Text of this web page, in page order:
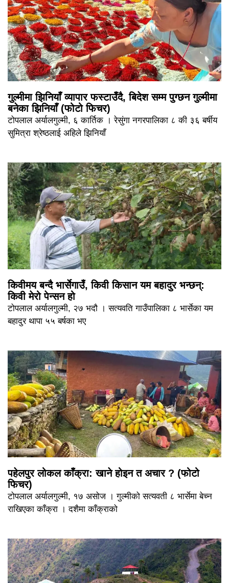
गुल्मीमा झिनियाँ व्यापार फस्टाउँदै, बिदेश सम्म पुग्छन गुल्मीमा
बनेका झिनियाँ (फोटो फिचर)
टोपलाल अर्यालगुल्मी, ६ कार्तिक । रेसुंगा नगरपालिका ८ की ३६ बर्षीय
सुमित्रा श्रेष्ठलाई अहिले झिनियाँ
किवीमय बन्दै भार्सेगाउँ, किवी किसान यम बहादुर भन्छन्:
किवी मेरो पेन्सन हो
टोपलाल अर्यालगुल्मी, २७ भदौ । सत्यवति गाउँपालिका ८ भार्सेका यम
बहादुर थापा ५५ बर्षका भए
पहेलपुर लोकल काँक्रा: खाने होइन त अचार ? (फोटो
फिचर)
टोपलाल अर्यालगुल्मी, १७ असोज । गुल्मीको सत्यवती ८ भार्सेमा बेच्न
राखिएका काँक्रा । दशैमा काँक्राको